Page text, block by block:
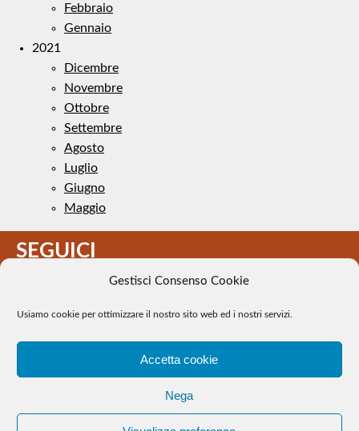
Gestisci Consenso Cookie
Usiamo cookie per ottimizzare il nostro sito web ed i nostri servizi.
Accetta cookie
Nega
Febbraio
Gennaio
2021
Dicembre
Novembre
Ottobre
Settembre
Agosto
Luglio
Giugno
Maggio
SEGUICI
pubblico dominio. Se il loro uso costituisce una violazione dei